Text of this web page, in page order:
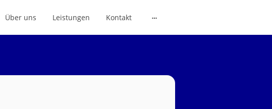
Über uns Leistungen Kontakt